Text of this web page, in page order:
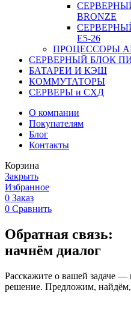
BRONZE
Е5-26
ПРОЦЕССОРЫ
СЕРВЕРНЫЙ БЛОК
БАТАРЕИ И КЭШ
КОММУТАТОРЫ
СЕРВЕРЫ и СХД
О компании
Покупателям
Блог
Контакты
Корзина
Закрыть
Избранное
0 Заказ
0 Сравнить
Обратная связь:
начнём диалог
Расскажите о вашей задаче
решение. Предложим, найдём,